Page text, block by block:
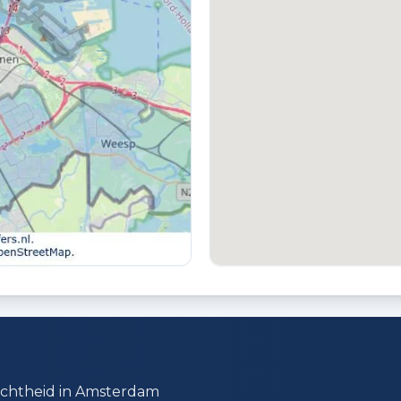
TUIN
Plaats
in Amsterdam